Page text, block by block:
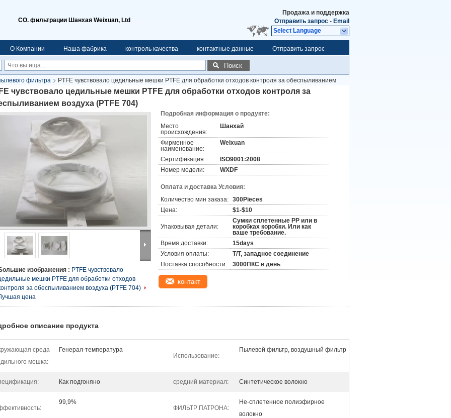
CO. фильтрации Шанхая Weixuan, Ltd
Продажа и поддержка
Отправить запрос - Email
Select Language
О Компании Наша фабрика контроль качества контактные данные Отправить запрос
Поиск
фильтра
PTFE чувствовало цедильные мешки PTFE для обработки отходов контроля за обеспыливанием
чувствовало цедильные мешки PTFE для обработки отходов контроля за
воздуха (PTFE 704)
изображения : PTFE чувствовало
мешки PTFE для обработки отходов
за обеспыливанием воздуха (PTFE 704)
цена
Подробная информация о продукте:
Место
происхождения:
Шанхай
Фирменное
наименование:
Weixuan
Сертификация:
ISO9001:2008
Номер модели:
WXDF
Оплата и доставка Условия:
Количество мин заказа: 300Pieces
Цена:
$1-$10
Упаковывая детали:
Сумки сплетенные PP или в
коробках коробки. Или как
ваше требование.
Время доставки:
15days
Условия оплаты:
T/T, западное соединение
Поставка способности:
3000ПКС в день
контакт
описание продукта
среда
мешка:
Генерал-температура
Использование:
Пылевой фильтр, воздушный фильтр
Как подгоняно средний материал: Синтетическое волокно
99,9%
ФИЛЬТР ПАТРОНА:
Не-сплетенное полиэфирное
волокно